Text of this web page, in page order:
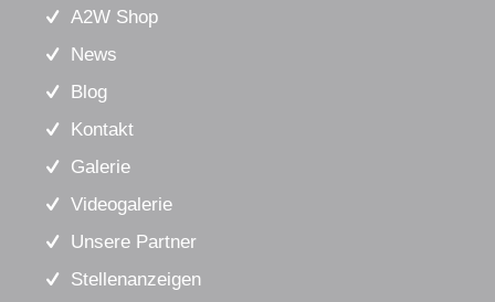
A2W Shop
News
Blog
Kontakt
Galerie
Videogalerie
Unsere Partner
Stellenanzeigen